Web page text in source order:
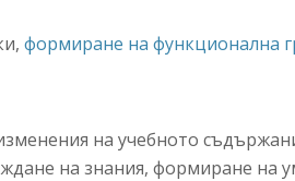
формиране на функционална
на учебното
на знания, формиране на